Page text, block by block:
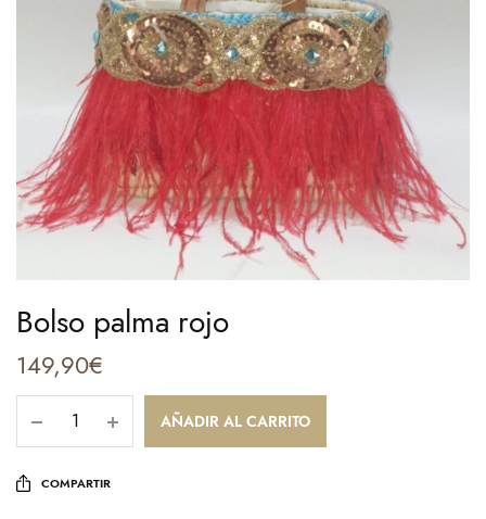
Bolso palma rojo
149,90€
AÑADIR AL CARRITO
COMPARTIR